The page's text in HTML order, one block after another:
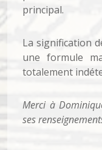
principal.
La signification
une formule
totalement
Merci à
ses